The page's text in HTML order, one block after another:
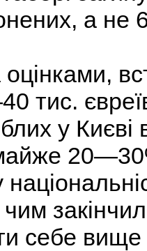
а не
оцінками,
тис.
у
чим
себе вище